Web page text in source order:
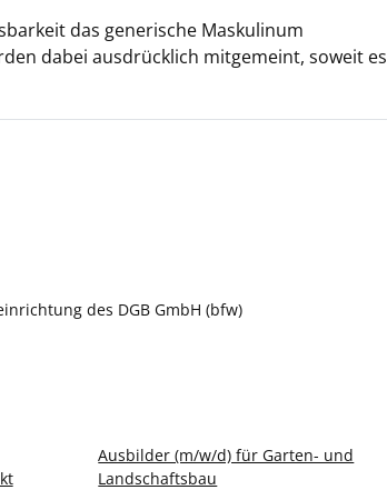
das generische Maskulinum
dabei ausdrücklich mitgemeint, soweit es
des DGB GmbH (bfw)
Ausbilder (m/w/d) für Garten- und
Landschaftsbau